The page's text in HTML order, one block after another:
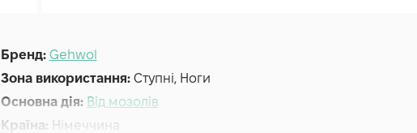
Бренд: Gehwol
Зона використання: Ступні, Ноги
Основна дія: Від мозолів
Країна: Німеччина